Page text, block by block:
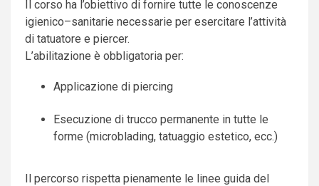
Il corso ha l’obiettivo di fornire tutte le conoscenze
igienico–sanitarie necessarie per esercitare l’attività
di tatuatore e piercer.
L’abilitazione è obbligatoria per:
Applicazione di piercing
Esecuzione di trucco permanente in tutte le
forme (microblading, tatuaggio estetico, ecc.)
Il percorso rispetta pienamente le linee guida del